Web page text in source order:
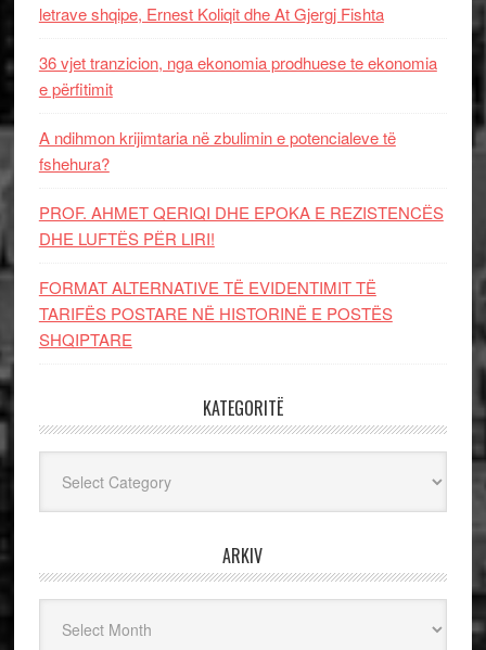
letrave shqipe, Ernest Koliqit dhe At Gjergj Fishta
36 vjet tranzicion, nga ekonomia prodhuese te ekonomia
e përfitimit
A ndihmon krijimtaria në zbulimin e potencialeve të
fshehura?
PROF. AHMET QERIQI DHE EPOKA E REZISTENCЁS
DHE LUFTЁS PЁR LIRI!
FORMAT ALTERNATIVE TË EVIDENTIMIT TË
TARIFËS POSTARE NË HISTORINË E POSTËS
SHQIPTARE
KATEGORITË
ARKIV